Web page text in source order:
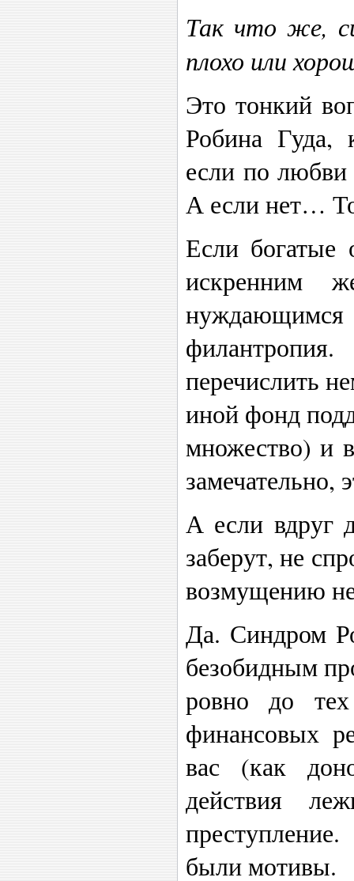
Так что же,
плохо или
Это тонкий
Робина Гуда,
если по
А если нет…
Если
искренним
перечислить
иной фонд
множество) и
замечательно,
А если вдруг
заберут, не
возмущению
Да. Синдром
безобидным
ровно до
финансовых
вас (как
действия
были мотивы.